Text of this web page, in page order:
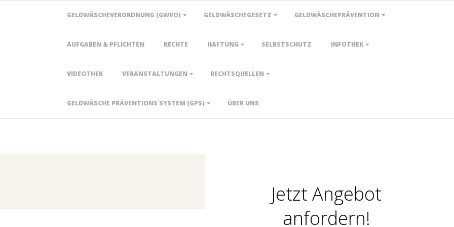
GELDWÄSCHEVERORDNUNG (GWVO) GELDWÄSCHEGESETZ GELDWÄSCHEPRÄVENTION
AUFGABEN & PFLICHTEN RECHTE HAFTUNG SELBSTSCHUTZ INFOTHEK
VIDEOTHEK VERANSTALTUNGEN RECHTSQUELLEN
GELDWÄSCHE PRÄVENTIONS SYSTEM (GPS) ÜBER UNS
Jetzt Angebot
anfordern!